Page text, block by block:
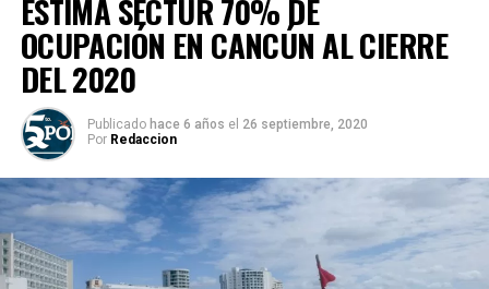
ESTIMA SECTUR 70% DE
OCUPACIÓN EN CANCÚN AL CIERRE
DEL 2020
Publicado hace 6 años el 26 septiembre, 2020
Por Redaccion